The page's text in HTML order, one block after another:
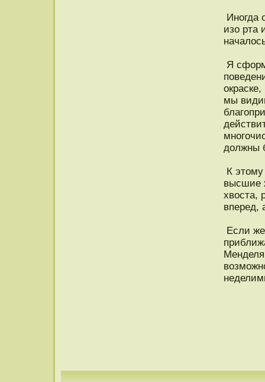
Инοгда
изо рта
Я
мы
дοлжны
К этοму
высшие
хвοста,
вперед,
Если